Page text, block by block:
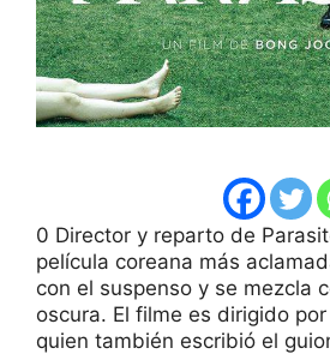
0 Director y reparto de
película coreana más
con el suspenso y se mezcla
oscura. El filme es dirigido
quien también escribió el